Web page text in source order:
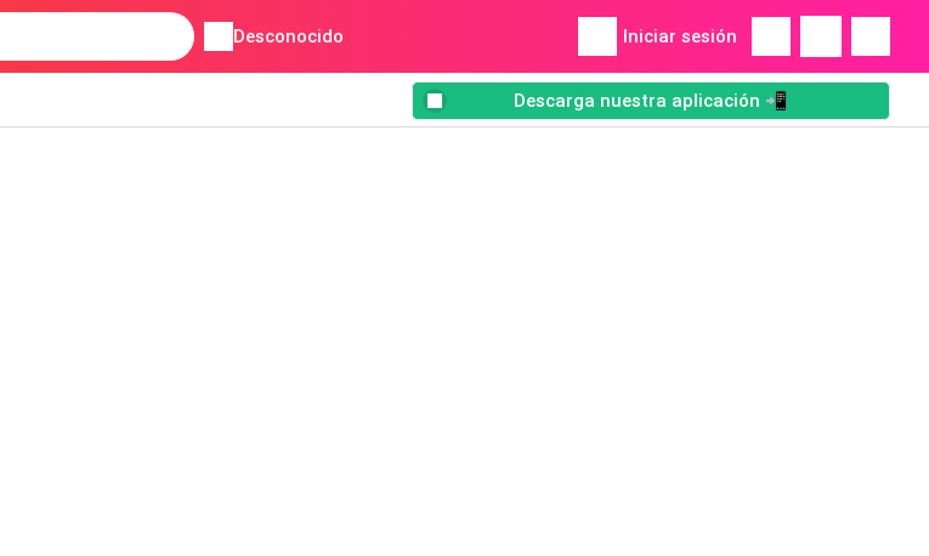
Desconocido Iniciar sesión
Descarga nuestra aplicación 📲